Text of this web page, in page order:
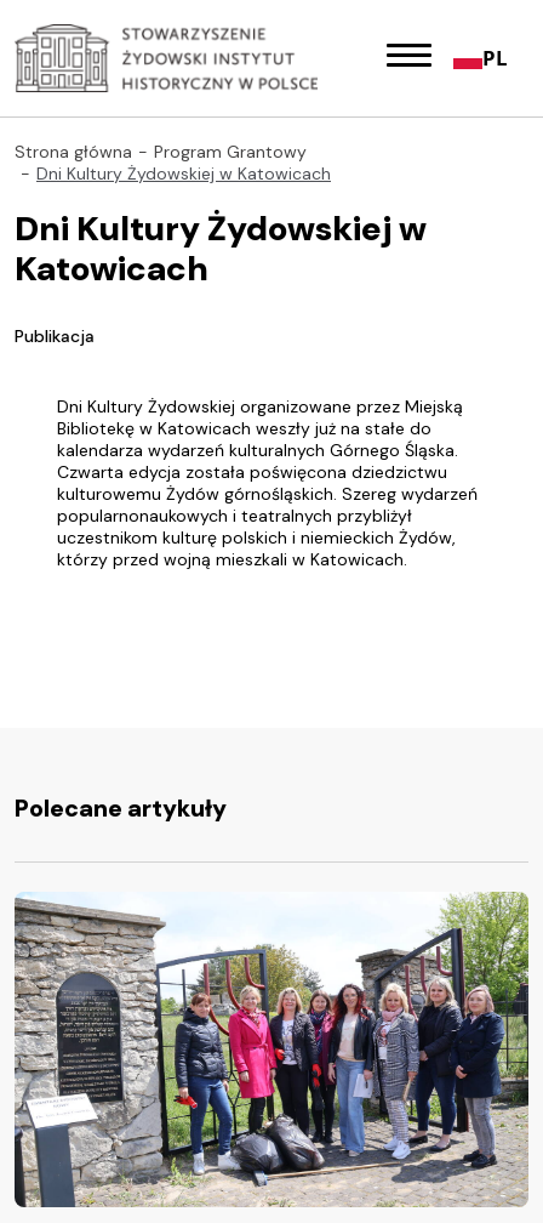
PL
Strona główna
Program Grantowy
Dni Kultury Żydowskiej w Katowicach
Dni Kultury Żydowskiej w
Katowicach
Publikacja
Dni Kultury Żydowskiej organizowane przez Miejską
Bibliotekę w Katowicach weszły już na stałe do
kalendarza wydarzeń kulturalnych Górnego Śląska.
Czwarta edycja została poświęcona dziedzictwu
kulturowemu Żydów górnośląskich. Szereg wydarzeń
popularnonaukowych i teatralnych przybliżył
uczestnikom kulturę polskich i niemieckich Żydów,
którzy przed wojną mieszkali w Katowicach.
Polecane artykuły